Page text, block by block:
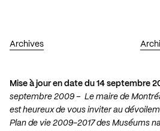
Archives
Mise à jour en date du 14 septembre
septembre 2009 – Le maire de
est heureux de vous inviter au
Plan de vie 2009-2017 des Muséums